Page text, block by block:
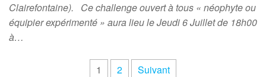
Clairefontaine). Ce challenge ouvert à tous « néophyte ou
équipier expérimenté » aura lieu le Jeudi 6 Juillet de 18h00
à…
1 2 Suivant